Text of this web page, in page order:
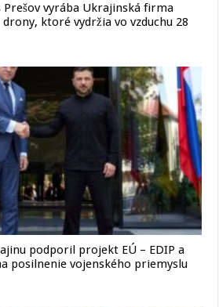
Prešov vyrába Ukrajinská firma
ktoré vydržia vo vzduchu 28
podporil projekt EÚ – EDIP a
posilnenie vojenského priemyslu